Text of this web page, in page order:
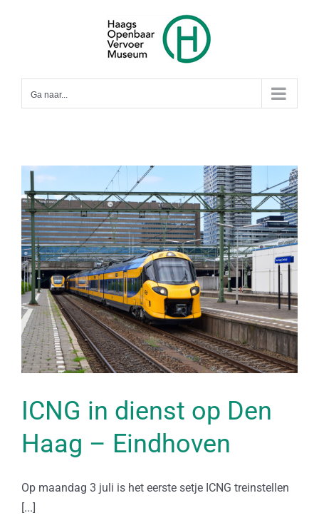
Ga naar...
ICNG in dienst op Den
Haag – Eindhoven
Op maandag 3 juli is het eerste setje ICNG treinstellen
[...]